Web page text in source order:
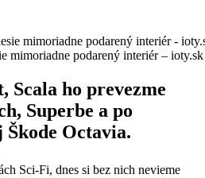
mimoriadne podarený interiér – ioty.sk
ho prevezme
Superbe a po
Octavia.
Sci-Fi, dnes si bez nich nevieme